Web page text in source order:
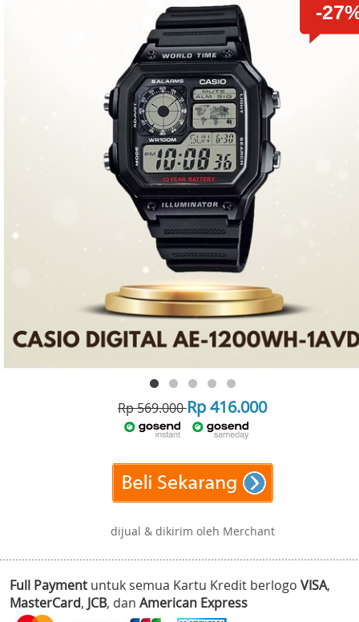
-
Rp 569.000Rp 416.000
dijual & dikirim oleh Merchant
Full Payment untuk semua Kartu Kredit berlogo VISA,
MasterCard, JCB, dan American Express